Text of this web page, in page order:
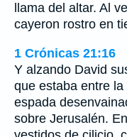
llama del altar. Al
cayeron rostro en
1 Crónicas 21:16
Y alzando David
que estaba entre
espada
sobre Jerusalén.